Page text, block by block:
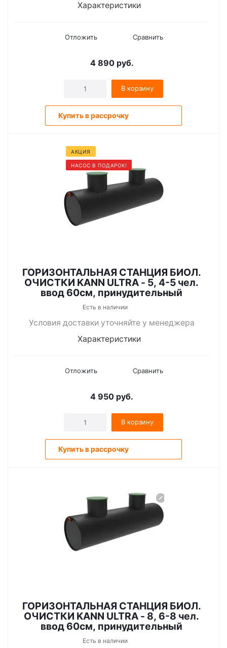
Характеристики
Отложить Сравнить
4 890руб.
В корзину
Купить в рассрочку
АКЦИЯ
НАСОС В ПОДАРОК!
ГОРИЗОНТАЛЬНАЯ СТАНЦИЯ БИОЛ.
ОЧИСТКИ KANN ULTRA - 5, 4-5 чел.
ввод 60см, принудительный
Есть в наличии
Условия доставки уточняйте у менеджера
Характеристики
Отложить Сравнить
4 950 руб.
В корзину
Купить в рассрочку
ГОРИЗОНТАЛЬНАЯ СТАНЦИЯ БИОЛ.
ОЧИСТКИ KANN ULTRA - 8, 6-8 чел.
ввод 60см, принудительный
Есть в наличии